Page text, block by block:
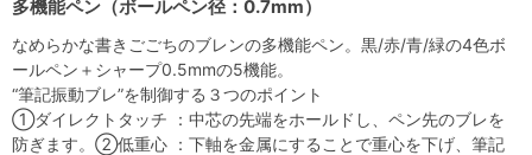
多機能ペン（ボールペン径：0.7mm）
なめらかな書きごごちのブレンの多機能ペン。黒/赤/青/緑の4色ボ
ールペン＋シャープ0.5mmの5機能。
“筆記振動ブレ”を制御する３つのポイント
①ダイレクトタッチ ：中芯の先端をホールドし、ペン先のブレを
防ぎます。②低重心 ：下軸を金属にすることで重心を下げ、筆記